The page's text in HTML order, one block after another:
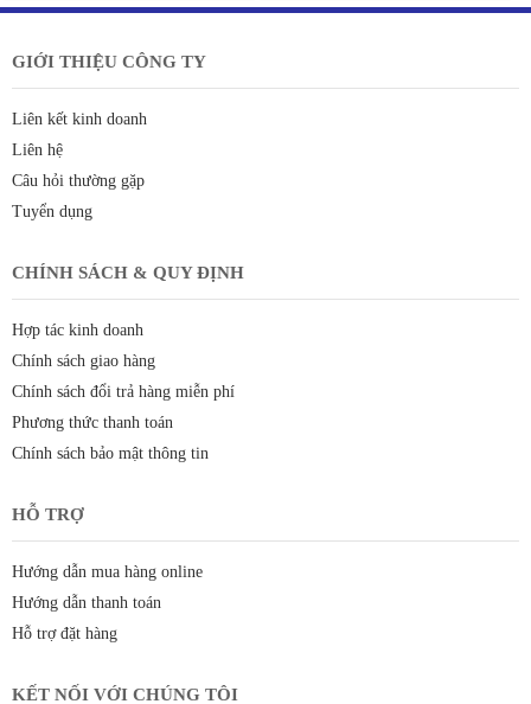
GIỚI THIỆU CÔNG TY
Liên kết kinh doanh
Liên hệ
Câu hỏi thường gặp
Tuyển dụng
CHÍNH SÁCH & QUY ĐỊNH
Hợp tác kinh doanh
Chính sách giao hàng
Chính sách đổi trả hàng miễn phí
Phương thức thanh toán
Chính sách bảo mật thông tin
HỖ TRỢ
Hướng dẫn mua hàng online
Hướng dẫn thanh toán
Hỗ trợ đặt hàng
KẾT NỐI VỚI CHÚNG TÔI